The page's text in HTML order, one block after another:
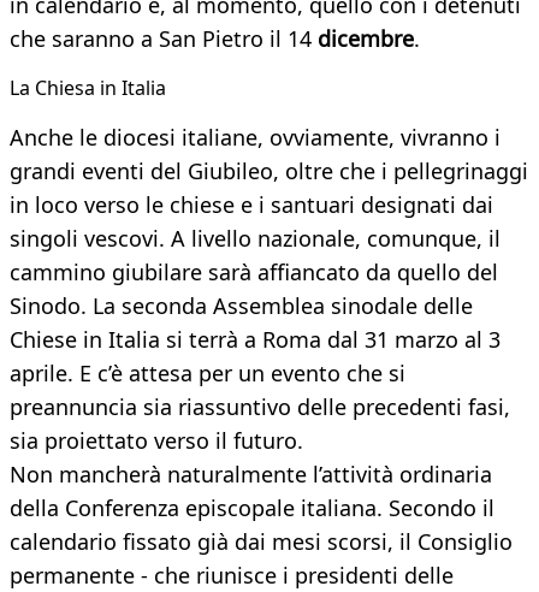
che saranno a San Pietro il 14 dicembre.
La Chiesa in Italia
Anche le diocesi italiane, ovviamente, vivranno i
grandi eventi del Giubileo, oltre che i pellegrinaggi
in loco verso le chiese e i santuari designati dai
singoli vescovi. A livello nazionale, comunque, il
cammino giubilare sarà affiancato da quello del
Sinodo. La seconda Assemblea sinodale delle
Chiese in Italia si terrà a Roma dal 31 marzo al 3
aprile. E c’è attesa per un evento che si
preannuncia sia riassuntivo delle precedenti fasi,
sia proiettato verso il futuro.
Non mancherà naturalmente l’attività ordinaria
della Conferenza episcopale italiana. Secondo il
calendario fissato già dai mesi scorsi, il Consiglio
permanente - che riunisce i presidenti delle